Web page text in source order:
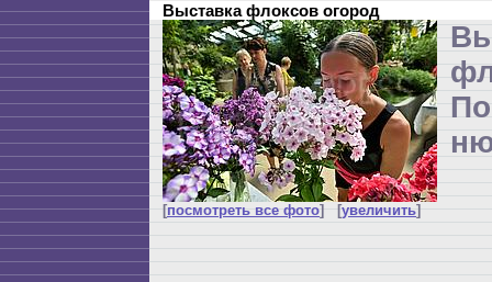
Выставка флоксов огород
[посмотреть все фото] [увеличить]